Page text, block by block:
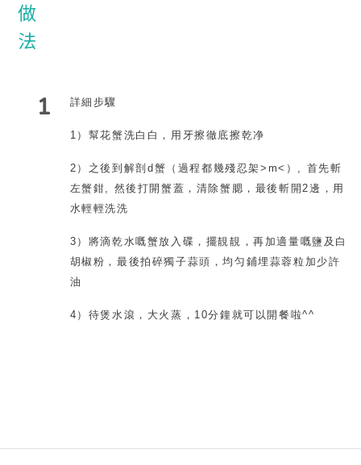
1 詳細步驟
1 ）幫花蟹洗白白，用牙擦徹底擦乾净
2 ）之後到解剖 d 蟹（過程都幾殘忍架 >m< ） , 首先斬
左蟹鉗, 然後打開蟹蓋，清除蟹腮，最後斬開2邊，用
水輕輕洗洗
3 ）將滴乾水嘅蟹放入碟，擺靚靚，再加適量嘅鹽及白
胡椒粉，最後拍碎獨子蒜頭，均匀鋪埋蒜蓉粒加少許
油
4 ）待煲水滾，大火蒸， 10分鐘就可以開餐啦^^